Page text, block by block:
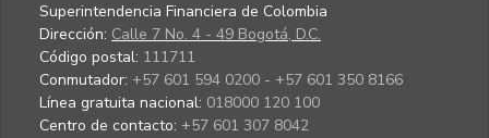
Superintendencia Financiera de Colombia
Dirección: Calle 7 No. 4 - 49 Bogotá, D.C.
Código postal: 111711
Conmutador: +57 601 594 0200 - +57 601 350 8166
Línea gratuita nacional: 018000 120 100
Centro de contacto: +57 601 307 8042